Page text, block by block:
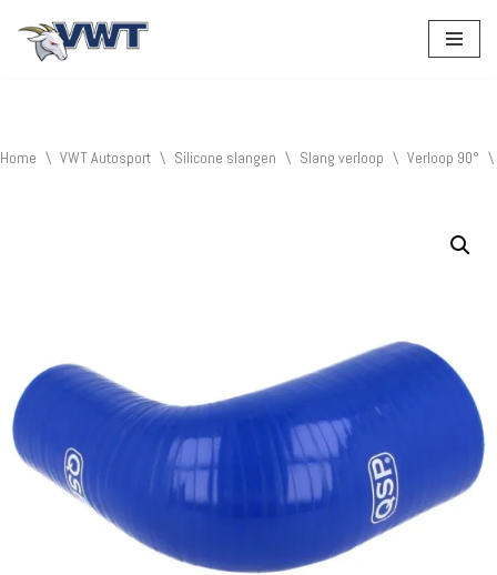
Home \ VWT Autosport \ Silicone slangen \ Slang verloop \ Verloop 90° \